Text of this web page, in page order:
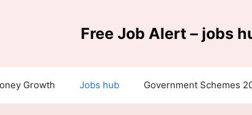
Free Job Alert – jobs
Growth Jobs hub Government Schemes